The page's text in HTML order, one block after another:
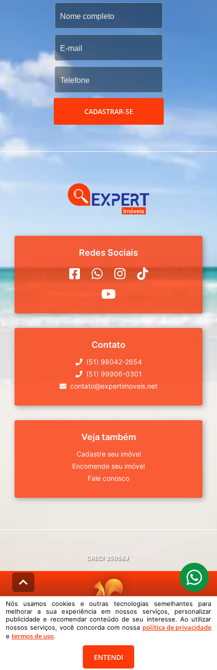
CADASTRAR-SE
Redes Sociais
Contato
(51) 98042-2654
(51) 99906-0301
contato@expertimoveis.net
Veja também
Cadastre seu imóvel
Encomende seu imóvel
Fale conosco
CRECI 25056J
© DESENVOLVIDO PELAAGIL.NET
Nós usamos cookies e outras tecnologias semelhantes para melhorar a
sua experiência em nossos serviços, personalizar publicidade e
Nós usamos cookies e outras tecnologias semelhantes para
melhorar a sua experiência em nossos serviços, personalizar
publicidade e recomendar conteúdo de seu interesse. Ao utilizar
nossos serviços, você concorda com nossa política de privacidade
e termos de uso.
ENTENDI